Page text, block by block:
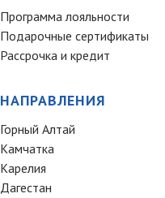
Программа лояльности
Подарочные сертификаты
Рассрочка и кредит
НАПРАВЛЕНИЯ
Горный Алтай
Камчатка
Карелия
Дагестан